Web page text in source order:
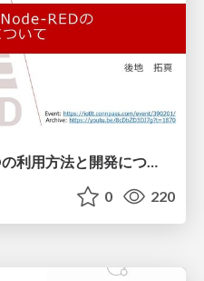
LLM Plugin for Node-REDの利用方法と開発について
0 220